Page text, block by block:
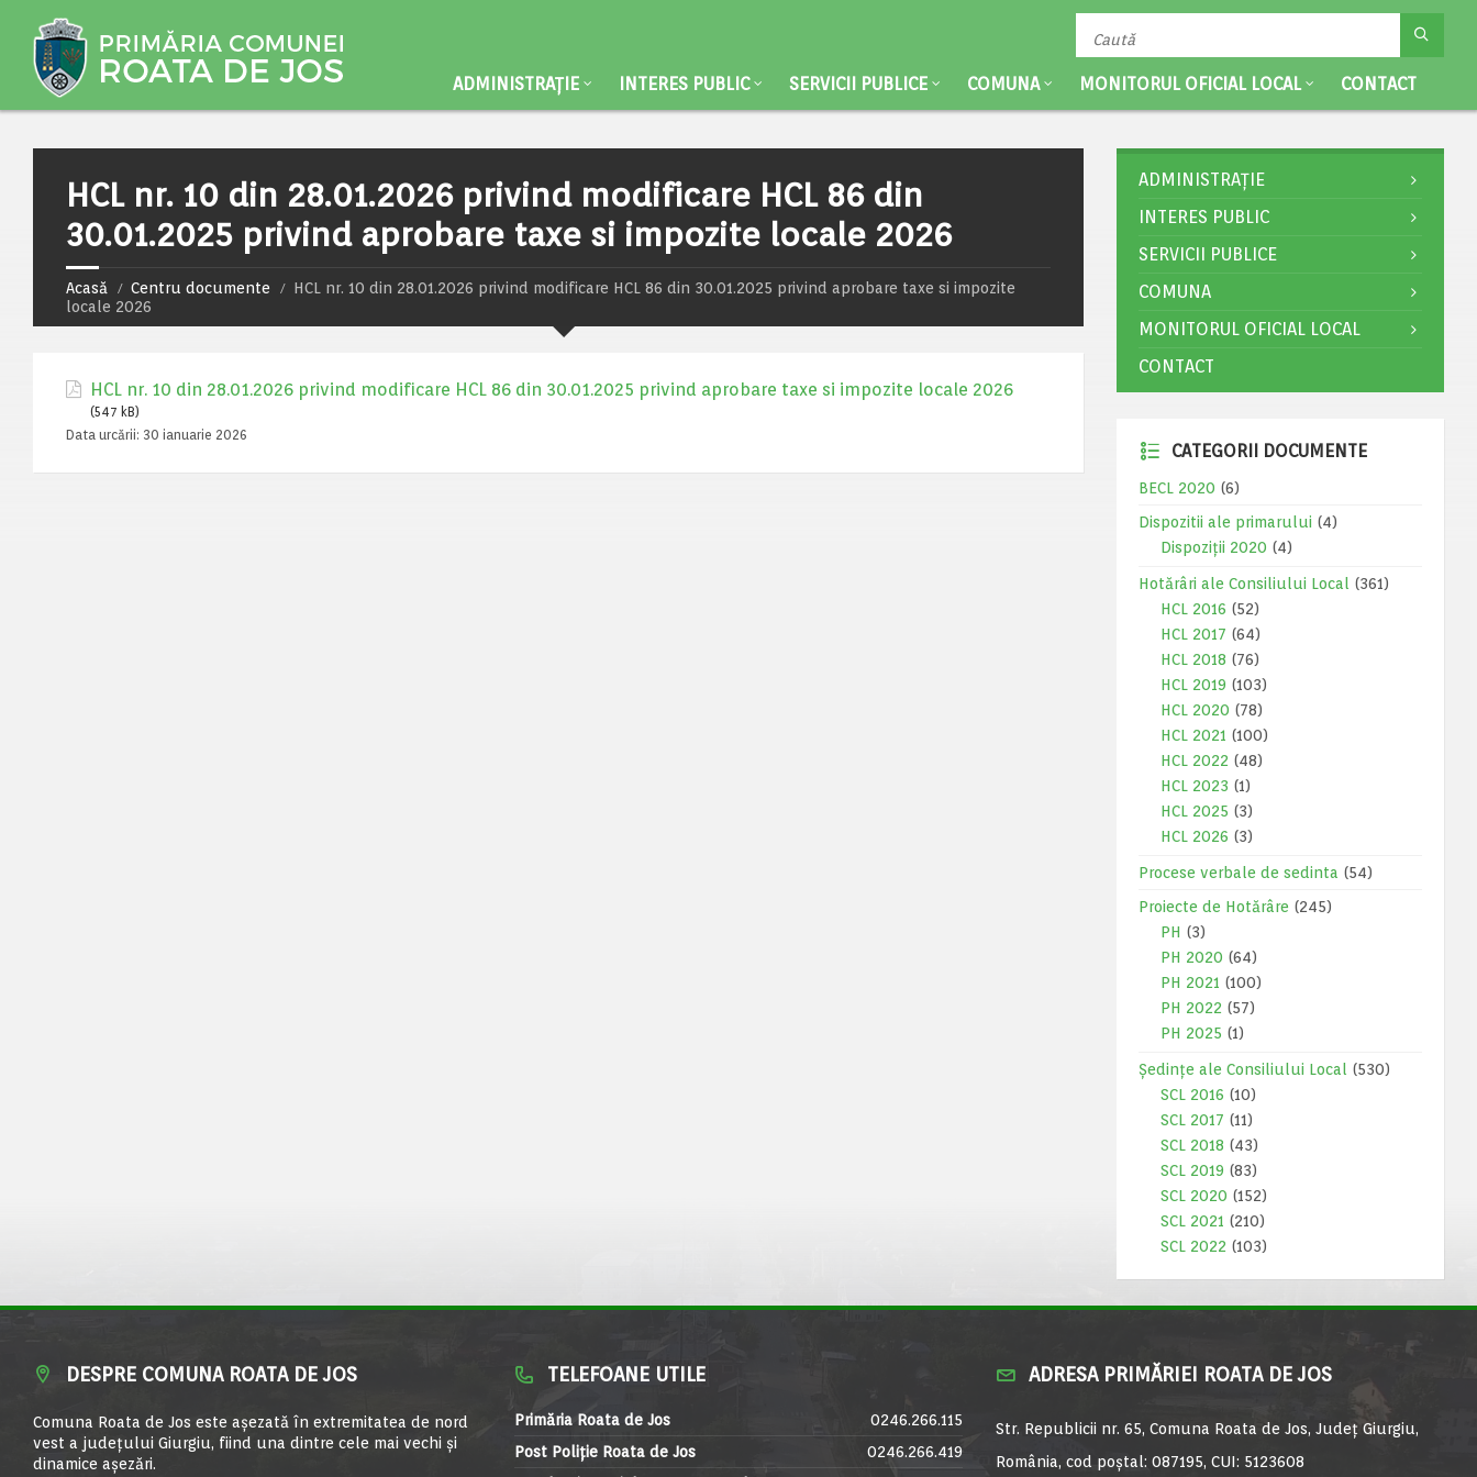
ADMINISTRAȚIE INTERES PUBLIC SERVICII PUBLICE COMUNA MONITORUL OFICIAL LOCAL CONTACT
HCL nr. 10 din 28.01.2026 privind modificare HCL 86 din
30.01.2025 privind aprobare taxe si impozite locale 2026
Acasă Centru documente
HCL nr. 10 din 28.01.2026 privind modificare HCL 86 din 30.01.2025 privind aprobare taxe si impozite
locale 2026
HCL nr. 10 din 28.01.2026 privind modificare HCL 86 din 30.01.2025 privind aprobare taxe si impozite locale 2026
(547 kB)
Data urcării: 30 ianuarie 2026
ADMINISTRAȚIE
INTERES PUBLIC
SERVICII PUBLICE
COMUNA
MONITORUL OFICIAL LOCAL
CONTACT
CATEGORII DOCUMENTE
BECL 2020 (6)
Dispozitii ale primarului (4)
Dispoziții 2020 (4)
Hotărâri ale Consiliului Local
(361)
HCL 2016 (52)
HCL 2017 (64)
HCL 2018 (76)
HCL 2019 (103)
HCL 2020 (78)
HCL 2021 (100)
HCL 2022 (48)
HCL 2023 (1)
HCL 2025 (3)
HCL 2026 (3)
Procese verbale de sedinta (54)
Proiecte de Hotărâre (245)
PH (3)
PH 2020 (64)
PH 2021 (100)
PH 2022 (57)
PH 2025 (1)
Ședințe ale Consiliului Local
(530)
SCL 2016 (10)
SCL 2017 (11)
SCL 2018 (43)
SCL 2019 (83)
SCL 2020 (152)
SCL 2021 (210)
SCL 2022 (103)
DESPRE COMUNA ROATA DE JOS
Comuna Roata de Jos este aşezată în extremitatea de nord
vest a judeţului Giurgiu, fiind una dintre cele mai vechi şi
dinamice aşezări.
TELEFOANE UTILE
Primăria Roata de Jos
0246.266.115
Post Poliție Roata de Jos
0246.266.419
ADRESA PRIMĂRIEI ROATA DE JOS
Str. Republicii nr. 65, Comuna Roata de Jos, Județ Giurgiu,
România, cod poștal: 087195, CUI: 5123608